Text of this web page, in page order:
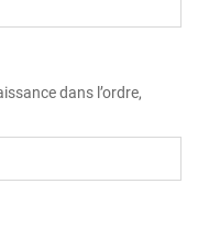
dans l’ordre,